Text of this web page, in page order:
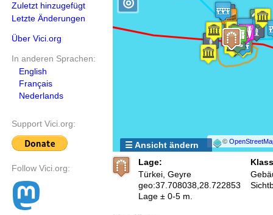
Zuletzt hinzugefügt
Letzte Änderungen
Über Vici.org
In anderen Sprachen:
English
Français
Nederlands
Support Vici.org:
Follow Vici.org:
©
☰ Ansicht ändern
Lage:
Türkei, Geyre
geo:37.708038,28.722853
Lage ± 0-5 m.